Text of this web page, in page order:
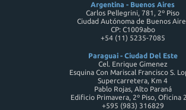
Argentina - Buenos Aires
Carlos Pellegrini, 781, 2º Piso
Ciudad Autónoma de Buenos
CP: C1009abo
+54 (11) 5235-7085
Paraguai - Ciudad Del Este
Cel. Enrique Gimenez
Esquina Con Mariscal Francisco S.
Supercarretera, Km 4
Pablo Rojas, Alto Paraná
Edificio Primavera, 2º Piso, Oficina
+595 (983) 316829